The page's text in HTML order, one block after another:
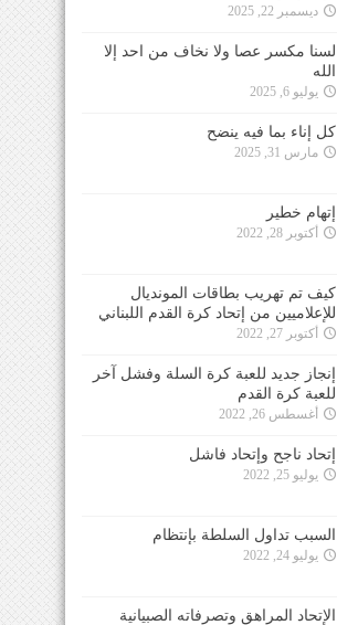
ديسمبر 22, 2025
لسنا مكسر عصا ولا نخاف من احد إلا
الله
يوليو 6, 2025
كل إناء بما فيه ينضح
مارس 31, 2025
إتهام خطير
أكتوبر 28, 2022
كيف تم تهريب بطاقات المونديال
للإعلاميين من إتحاد كرة القدم اللبناني
أكتوبر 27, 2022
إنجاز جديد للعبة كرة السلة وفشل آخر
للعبة كرة القدم
أغسطس 26, 2022
إتحاد ناجح وإتحاد فاشل
يوليو 25, 2022
السبب تداول السلطة بإنتظام
يوليو 24, 2022
الإتحاد المراهق وتصرفاته الصبيانية